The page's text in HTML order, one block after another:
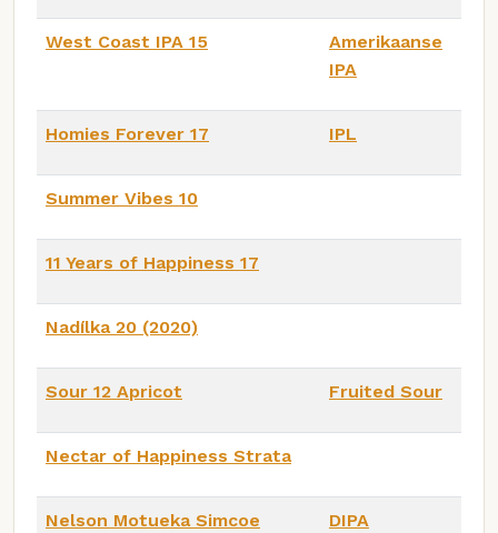
West Coast IPA 15
Amerikaanse
IPA
Homies Forever 17 IPL
Summer Vibes 10
11 Years of Happiness 17
Nadílka 20 (2020)
Sour 12 Apricot Fruited Sour
Nectar of Happiness Strata
Nelson Motueka Simcoe
DIPA